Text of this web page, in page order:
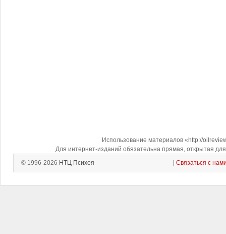
Использование материалов «http://
Для интернет-изданий обязательна прямая, открытая
© 1996-2026 НТЦ Психея Связаться с